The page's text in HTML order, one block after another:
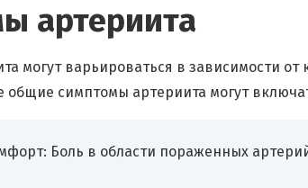
артериита
могут варьироваться в зависимости
общие симптомы артериита могут
Боль в области пораженных